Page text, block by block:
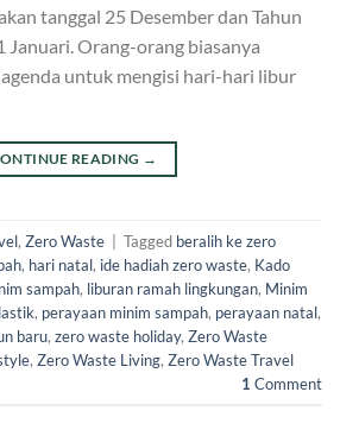
tanggal 25 Desember dan Tahun
Januari. Orang-orang biasanya
untuk mengisi hari-hari libur
READING →
, Zero Waste | Tagged beralih ke zero
, hari natal, ide hadiah zero waste, Kado
sampah, liburan ramah lingkungan, Minim
, perayaan minim sampah, perayaan natal,
baru, zero waste holiday, Zero Waste
, Zero Waste Living, Zero Waste Travel
1 Comment